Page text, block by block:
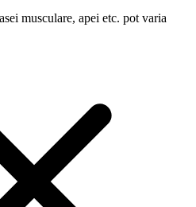
musculare, apei etc. pot varia